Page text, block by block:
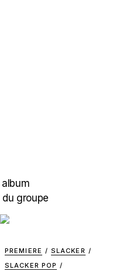
groupe
PREMIERE / SLACKER /
SLACKER POP /